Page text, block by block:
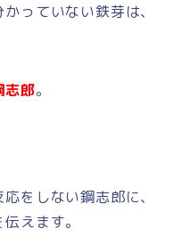
っていない鉄芽は、
志郎。
をしない鋼志郎に、
えます。